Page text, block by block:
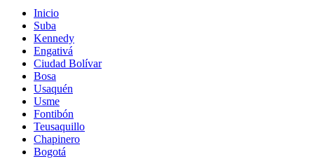
Inicio
Suba
Kennedy
Engativá
Ciudad Bolívar
Bosa
Usaquén
Usme
Fontibón
Teusaquillo
Chapinero
Bogotá